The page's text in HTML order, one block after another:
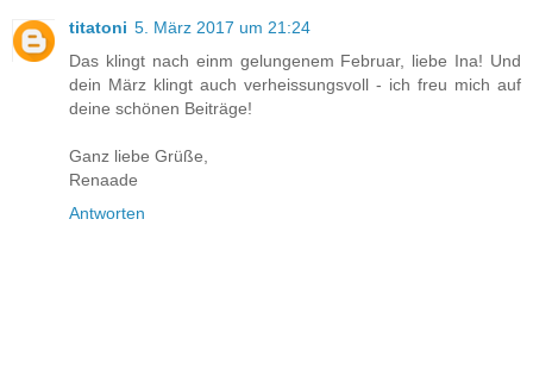
titatoni 5. März 2017 um 21:24
Das klingt nach einm gelungenem Februar, liebe Ina! Und
dein März klingt auch verheissungsvoll - ich freu mich auf
deine schönen Beiträge!
Ganz liebe Grüße,
Renaade
Antworten